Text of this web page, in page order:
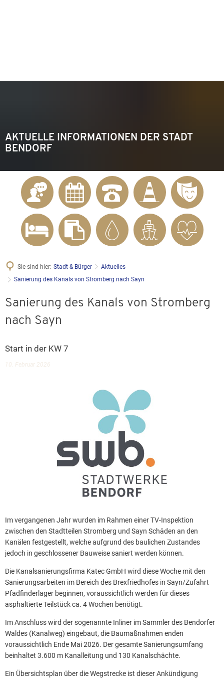
AKTUELLE INFORMATIONEN DER STADT
BENDORF
Sie sind hier: Stadt & Bürger
Aktuelles
Sanierung des Kanals von Stromberg nach Sayn
Sanierung des Kanals von Stromberg
nach Sayn
Start in der KW 7
10. Februar 2026
Im vergangenen Jahr wurden im Rahmen einer TV-Inspektion
zwischen den Stadtteilen Stromberg und Sayn Schäden an den
Kanälen festgestellt, welche aufgrund des baulichen Zustandes
jedoch in geschlossener Bauweise saniert werden können.
Die Kanalsanierungsfirma Katec GmbH wird diese Woche mit den
Sanierungsarbeiten im Bereich des Brexfriedhofes in Sayn/Zufahrt
Pfadfinderlager beginnen, voraussichtlich werden für dieses
asphaltierte Teilstück ca. 4 Wochen benötigt.
Im Anschluss wird der sogenannte Inliner im Sammler des Bendorfer
Waldes (Kanalweg) eingebaut, die Baumaßnahmen enden
voraussichtlich Ende Mai 2026. Der gesamte Sanierungsumfang
beinhaltet 3.600 m Kanalleitung und 130 Kanalschächte.
Ein Übersichtsplan über die Wegstrecke ist dieser Ankündigung